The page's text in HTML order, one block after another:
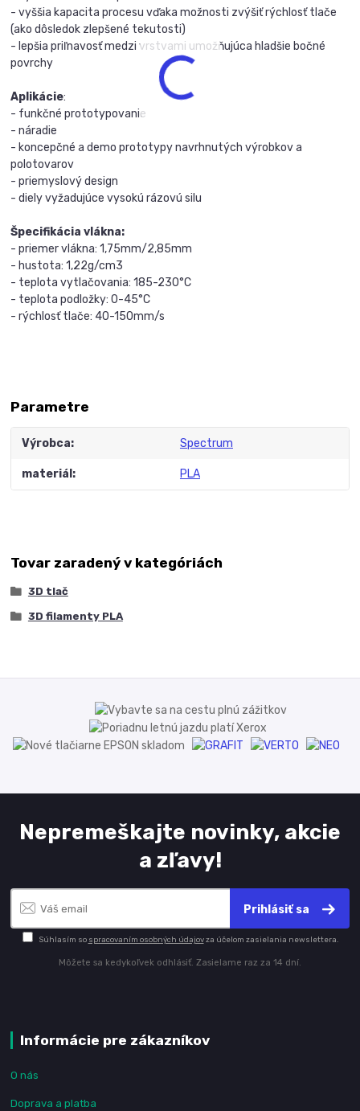
- vyššia kapacita procesu vďaka možnosti zvýšiť rýchlosť tlače
(ako dôsledok zlepšené tekutosti)
- lepšia priľnavosť medzi vrstvami umožňujúca hladšie bočné
povrchy
Aplikácie:
- funkčné prototypovanie
- náradie
- koncepčné a demo prototypy navrhnutých výrobkov a
polotovarov
- priemyslový design
- diely vyžadujúce vysokú rázovú silu
Špecifikácia vlákna:
- priemer vlákna: 1,75mm/2,85mm
- hustota: 1,22g/cm3
- teplota vytlačovania: 185-230°C
- teplota podložky: 0-45°C
- rýchlosť tlače: 40-150mm/s
Parametre
Výrobca Spectrum
materiál PLA
Tovar zaradený v kategóriách
3D tlač
3D filamenty PLA
Nepremeškajte novinky, akcie
a zľavy!
Prihlásiť sa
Súhlasím so spracovaním osobných údajovza účelom zasielania newslettera.
Môžete sa kedykoľvek odhlásiť. Zasielame raz za 14 dní.
Informácie pre zákazníkov
O nás
Doprava a platba